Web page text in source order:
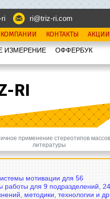
ri@triz-ri.com
КОНТАКТЫ АКЦИИ
ИЗМЕРЕНИЕ OФФЕРБУК
RI
применение стереотипов
литературы
мотивации для 56
работы для 9 подразделений, 24
методики, технологии и